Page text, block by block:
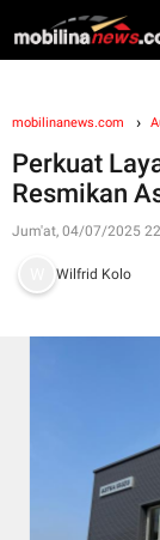
mobilinanews.com
Perkuat
Resmikan
Jum'at, 04/07/2025
Wilfrid Kolo